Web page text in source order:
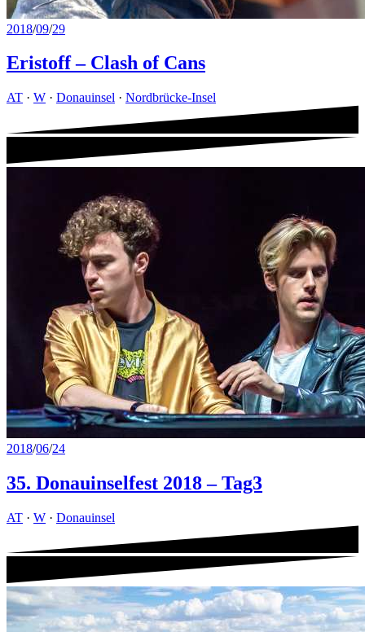
2018/09/29
Eristoff – Clash of Cans
AT · W · Donauinsel · Nordbrücke-Insel
2018/06/24
35. Donauinselfest 2018 – Tag3
AT · W · Donauinsel